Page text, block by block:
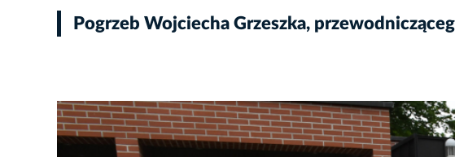
Pogrzeb Wojciecha Grzeszka,